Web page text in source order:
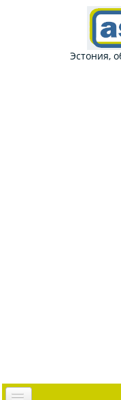
Эстония,